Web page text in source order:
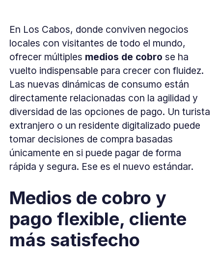
En Los Cabos, donde conviven negocios
locales con visitantes de todo el mundo,
ofrecer múltiples medios de cobrose ha
vuelto indispensable para crecer con fluidez.
Las nuevas dinámicas de consumo están
directamente relacionadas con la agilidad y
diversidad de las opciones de pago. Un turista
extranjero o un residente digitalizado puede
tomar decisiones de compra basadas
únicamente en si puede pagar de forma
rápida y segura. Ese es el nuevo estándar.
Medios de cobro y
pago flexible, cliente
más satisfecho